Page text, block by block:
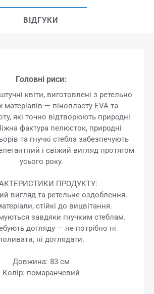
ВІДГУКИ
Головні риси:
квіти, виготовлені з ретельно
матеріалів — пінопласту EVA та
які точно відтворюють природні
фактура пелюсток, природні
та гнучкі стебла забезпечують
і свіжий вигляд протягом
усього року.
ПРОДУКТУ:
вигляд та ретельне оздоблення.
стійкі до вицвітання.
завдяки гнучким стеблам.
догляду — не потрібно ні
ні доглядати.
Довжина: 83 см
Колір: помаранчевий